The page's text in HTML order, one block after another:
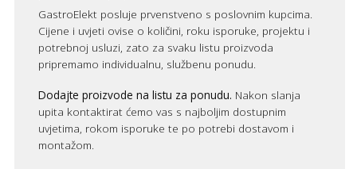
GastroElekt posluje prvenstveno s poslovnim kupcima.
Cijene i uvjeti ovise o količini, roku isporuke, projektu i
potrebnoj usluzi, zato za svaku listu proizvoda
pripremamo individualnu, službenu ponudu.
Dodajte proizvode na listu za ponudu. Nakon slanja
upita kontaktirat ćemo vas s najboljim dostupnim
uvjetima, rokom isporuke te po potrebi dostavom i
montažom.